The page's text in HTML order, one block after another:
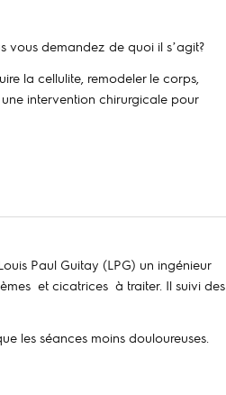
vous demandez de quoi il s’agit?
la cellulite, remodeler le corps,
intervention chirurgicale pour
Paul Guitay (LPG) un ingénieur
et cicatrices à traiter. Il suivi des
les séances moins douloureuses.